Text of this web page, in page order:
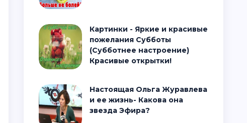
Картинки - Яркие и красивые
пожелания Субботы
(Субботнее настроение)
Красивые открытки!
Настоящая Ольга Журавлева
и ее жизнь- Какова она
звезда Эфира?